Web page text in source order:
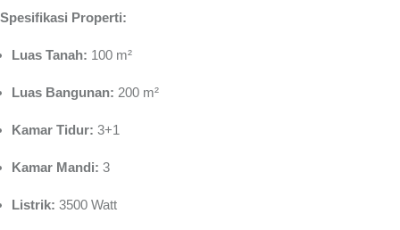
Spesifikasi Properti:
Luas Tanah: 100 m²
Luas Bangunan: 200 m²
Kamar Tidur: 3+1
Kamar Mandi: 3
Listrik: 3500 Watt